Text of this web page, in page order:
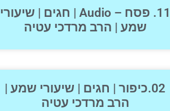
11. פסח – Audio | חגים | שיעורי
שמע | הרב מרדכי עטיה
02.כיפור | חגים | שיעורי שמע |
הרב מרדכי עטיה